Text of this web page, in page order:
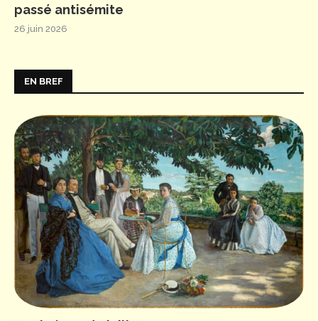
passé antisémite
26 juin 2026
EN BREF